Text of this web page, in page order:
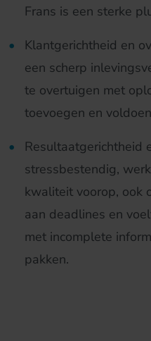
Frans is een sterke
Klantgerichtheid en
een scherp
te overtuigen met
toevoegen en
Resultaatgerichtheid
stressbestendig,
kwaliteit voorop, ook
aan deadlines en
met incomplete
pakken.